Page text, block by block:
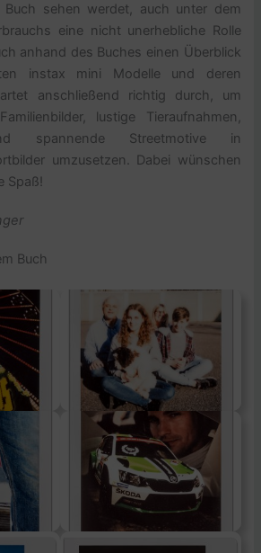
sehen werdet, auch unter dem
eine nicht unerhebliche Rolle
anhand des Buches einen Überblick
instax mini Modelle und deren
anschließend richtig durch, um
lustige Tieraufnahmen,
spannende Streetmotive in
umzusetzen. Dabei wünschen
Spaß!
Buch